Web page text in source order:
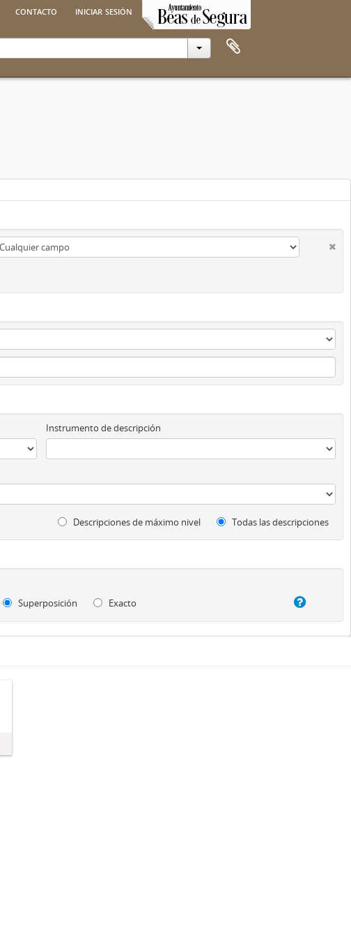
contacto iniciar sesión
Instrumento de descripción
Descripciones de máximo nivel Todas las descripciones
Superposición
Exacto